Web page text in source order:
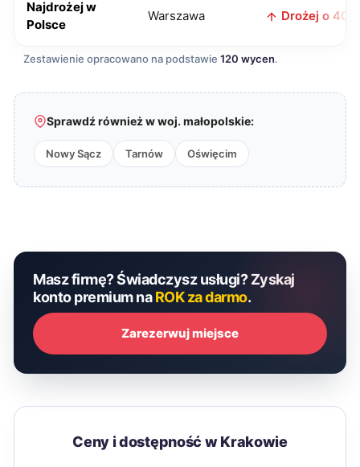
Najdrożej w
Polsce
Warszawa Drożej o 40
Zestawienie opracowano na podstawie 120 wycen.
Sprawdź również w woj. małopolskie:
Nowy Sącz Tarnów Oświęcim
Masz firmę? Świadczysz usługi? Zyskaj
konto premium naROK za darmo.
Zarezerwuj miejsce
Ceny i dostępność w Krakowie